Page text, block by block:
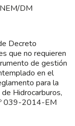
DM
Decreto
que no requieren
de gestión
en el
para la
Hidrocarburos,
039-2014-EM